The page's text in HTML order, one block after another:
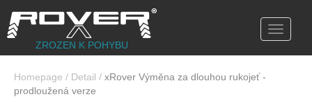
Toggle
ZROZEN K POHYBU
Homepage / Detail / xRover Výměna za dlouhou rukojeť -
prodloužená verze